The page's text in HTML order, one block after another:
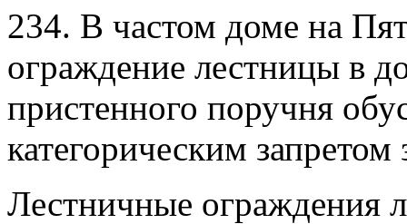
234. В частом доме на
ограждение лестницы в
пристенного поручня
категорическим запретом
Лестничные ограждения